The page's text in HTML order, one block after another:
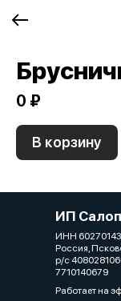
0 ₽
В корзину
ИП
ИНН
Россия,
р/с
7710140679
Работает на